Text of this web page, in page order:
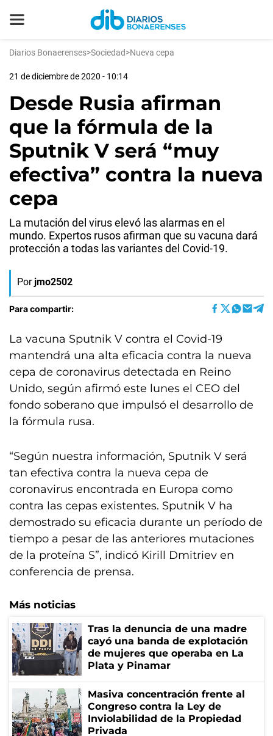
Diarios Bonaerenses>Sociedad>Nueva cepa
21 de diciembre de 2020 - 10:14
Desde Rusia afirman
que la fórmula de la
Sputnik V será “muy
efectiva” contra la nueva
cepa
La mutación del virus elevó las alarmas en el
mundo. Expertos rusos afirman que su vacuna dará
protección a todas las variantes del Covid-19.
Por jmo2502
Para compartir:
La vacuna Sputnik V contra el Covid-19
mantendrá una alta eficacia contra la nueva
cepa de coronavirus detectada en Reino
Unido, según afirmó este lunes el CEO del
fondo soberano que impulsó el desarrollo de
la fórmula rusa.
“Según nuestra información, Sputnik V será
tan efectiva contra la nueva cepa de
coronavirus encontrada en Europa como
contra las cepas existentes. Sputnik V ha
demostrado su eficacia durante un período de
tiempo a pesar de las anteriores mutaciones
de la proteína S”, indicó Kirill Dmitriev en
conferencia de prensa.
Más noticias
Tras la denuncia de una madre
cayó una banda de explotación
de mujeres que operaba en La
Plata y Pinamar
Masiva concentración frente al
Congreso contra la Ley de
Inviolabilidad de la Propiedad
Privada